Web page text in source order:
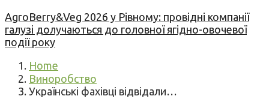
AgroBerry&Veg 2026 у Рівному: провідні компанії
галузі долучаються до головної ягідно-овочевої
події року
Home
Виноробство
Українські фахівці відвідали…